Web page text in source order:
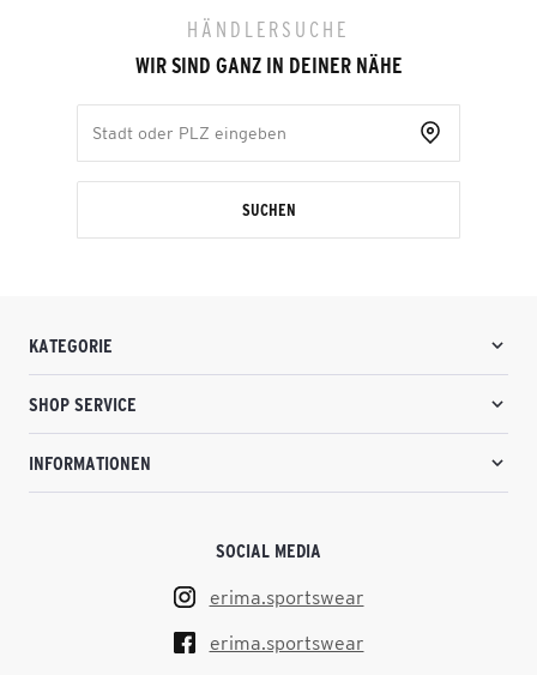
HÄNDLERSUCHE
WIR SIND GANZ IN DEINER NÄHE
SUCHEN
KATEGORIE
SHOP SERVICE
INFORMATIONEN
SOCIAL MEDIA
erima.sportswear
erima.sportswear